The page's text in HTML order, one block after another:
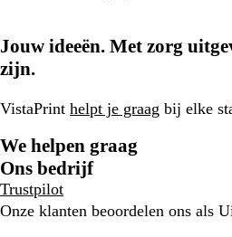
Jouw ideeën. Met zorg
zijn.
VistaPrint helpt je graag bij elke
We helpen graag
Ons bedrijf
Trustpilot
Onze klanten beoordelen ons als